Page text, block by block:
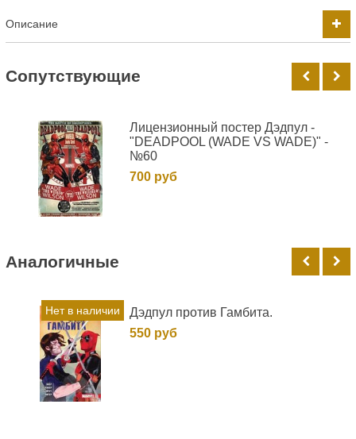
Описание
Cопутствующие
Лицензионный постер Дэдпул -
"DEADPOOL (WADE VS WADE)" -
№60
700 руб
Аналогичные
Нет в наличии
Дэдпул против Гамбита.
550 руб